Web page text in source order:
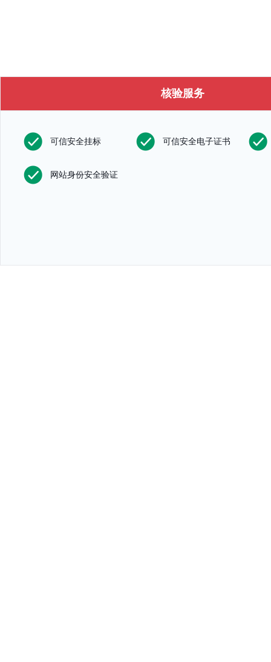
核验服务
可信安全挂标 可信安全电子证书
网站身份安全验证